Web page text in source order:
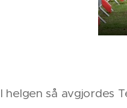
I helgen så avgjordes